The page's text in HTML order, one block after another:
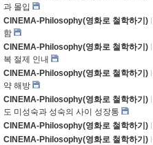
과 몰입
CINEMA-Philosophy(영화로 철학하기)
함
CINEMA-Philosophy(영화로 철학하기)
복 절제 인내
CINEMA-Philosophy(영화로 철학하기)
약 해방
CINEMA-Philosophy(영화로 철학하기)
도 미성숙과 성숙의 사이 성장통
CINEMA-Philosophy(영화로 철학하기)
CINEMA-Philosophy(영화로 철학하기)